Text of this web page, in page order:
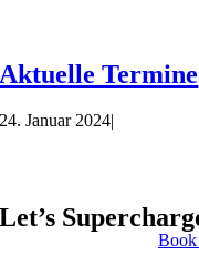
Aktuelle Termine
24. Januar 2024|
Let’s
Book